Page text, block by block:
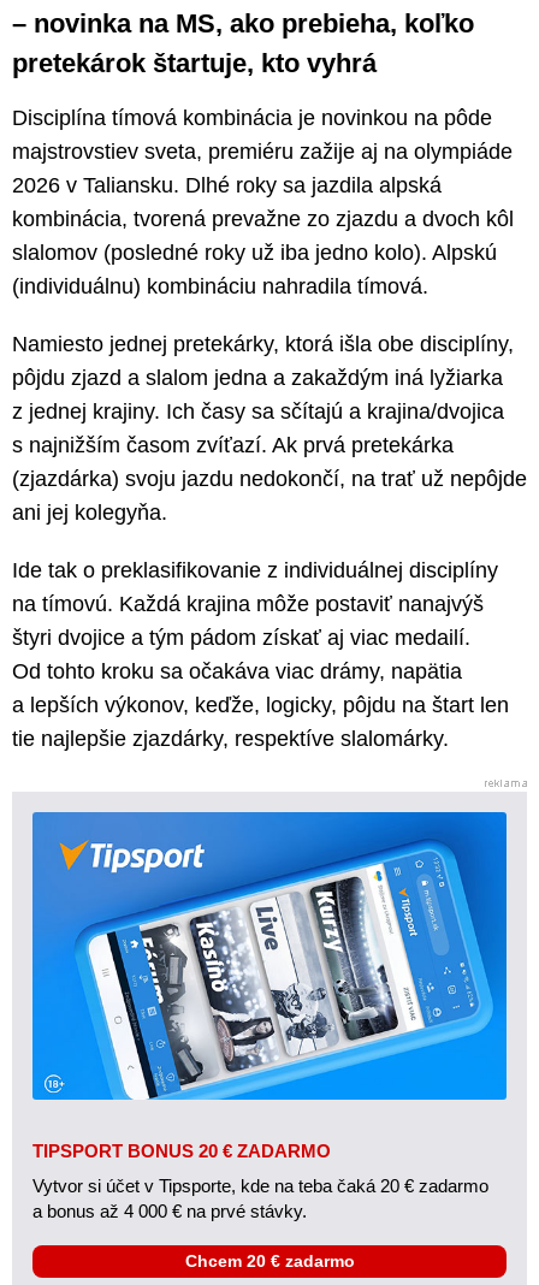
– novinka na MS, ako prebieha, koľko
pretekárok štartuje, kto vyhrá
Disciplína tímová kombinácia je novinkou na pôde
majstrovstiev sveta, premiéru zažije aj na olympiáde
2026 v Taliansku. Dlhé roky sa jazdila alpská
kombinácia, tvorená prevažne zo zjazdu a dvoch kôl
slalomov (posledné roky už iba jedno kolo). Alpskú
(individuálnu) kombináciu nahradila tímová.
Namiesto jednej pretekárky, ktorá išla obe disciplíny,
pôjdu zjazd a slalom jedna a zakaždým iná lyžiarka
z jednej krajiny. Ich časy sa sčítajú a krajina/dvojica
s najnižším časom zvíťazí. Ak prvá pretekárka
(zjazdárka) svoju jazdu nedokončí, na trať už nepôjde
ani jej kolegyňa.
Ide tak o preklasifikovanie z individuálnej disciplíny
na tímovú. Každá krajina môže postaviť nanajvýš
štyri dvojice a tým pádom získať aj viac medailí.
Od tohto kroku sa očakáva viac drámy, napätia
a lepších výkonov, keďže, logicky, pôjdu na štart len
tie najlepšie zjazdárky, respektíve slalomárky.
TIPSPORT BONUS 20 € ZADARMO
Vytvor si účet v Tipsporte, kde na teba čaká 20 € zadarmo
a bonus až 4 000 € na prvé stávky.
Chcem 20 € zadarmo